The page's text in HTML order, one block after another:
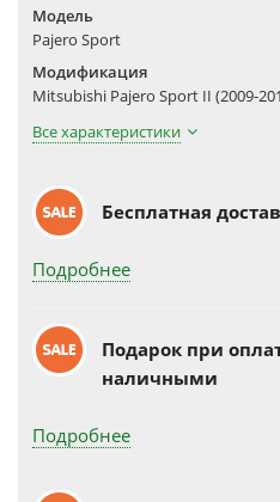
Модель
Pajero Sport
Модификация
Mitsubishi Pajero Sport II (2009-
Все характеристики
Бесплатная
Подробнее
Подарок при
наличными
Подробнее